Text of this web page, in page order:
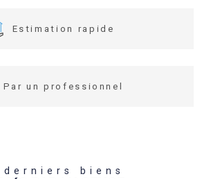
Estimation rapide
Par un professionnel
étapes
derniers biens